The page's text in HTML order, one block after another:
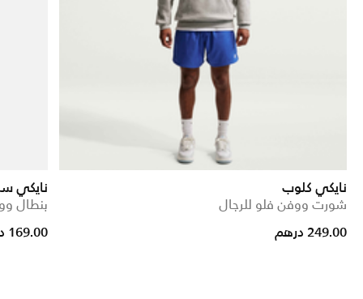
نايكي كلوب
شورت ووفن فلو للرجال
249.00 درهم
نايكي
بنطال
reduced from
to
169.00 درهم